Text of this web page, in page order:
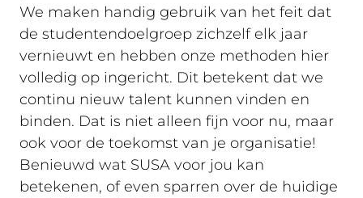
We maken handig gebruik van het feit dat
de studentendoelgroep zichzelf elk jaar
vernieuwt en hebben onze methoden hier
volledig op ingericht. Dit betekent dat we
continu nieuw talent kunnen vinden en
binden. Dat is niet alleen fijn voor nu, maar
ook voor de toekomst van je organisatie!
Benieuwd wat SUSA voor jou kan
betekenen, of even sparren over de huidige